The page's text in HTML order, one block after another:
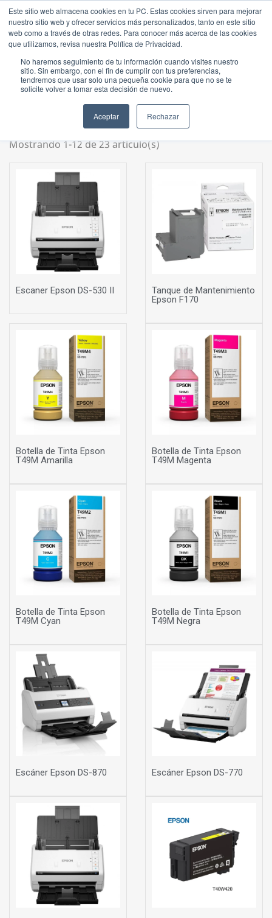
Este sitio web almacena cookies en tu PC. Estas cookies sirven para mejorar
nuestro sitio web y ofrecer servicios más personalizados, tanto en este sitio
web como a través de otras redes. Para conocer más acerca de las cookies
que utilizamos, revisa nuestra Política de Privacidad.
No haremos seguimiento de tu información cuando visites nuestro
sitio. Sin embargo, con el fin de cumplir con tus preferencias,
tendremos que usar solo una pequeña cookie para que no se te
solicite volver a tomar esta decisión de nuevo.
Aceptar Rechazar
Listado de productos por marca
Epson
Precio: de más bajo a más alto
Mostrando 1-12 de 23 artículo(s)
Escaner Epson DS-530 II
Tanque de Mantenimiento
Epson F170
Botella de Tinta Epson
T49M Amarilla
Botella de Tinta Epson
T49M Magenta
Botella de Tinta Epson
T49M Cyan
Botella de Tinta Epson
T49M Negra
Escáner Epson DS-870 Escáner Epson DS-770